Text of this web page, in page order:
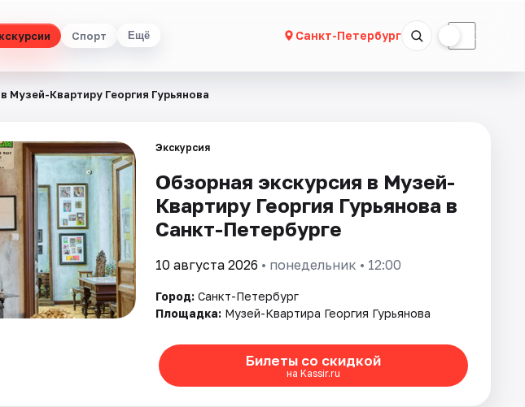
Спорт Ещё Санкт-Петербург ☾
Музей-Квартиру Георгия Гурьянова
Экскурсия
Обзорная экскурсия в Музей-
Квартиру Георгия Гурьянова в
Санкт-Петербурге
10 августа 2026 • понедельник • 12:00
Город: Санкт-Петербург
Площадка: Музей-Квартира Георгия Гурьянова
Билеты со скидкой
на Kassir.ru